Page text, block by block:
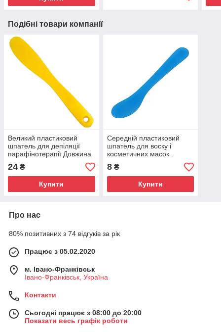
Подібні товари компанії
Великий пластиковий
шпатель для депіляції
парафінотерапії Довжина
21 см
24 ₴
Купити
Середній пластиковий
шпатель для воску і
косметичних масок .
Жорсткий пластик.15*2,5
см
8₴
Купити
Про нас
80% позитивних з 74 відгуків за рік
Працює з 05.02.2020
м. Івано-Франківськ
Івано-Франківськ, Україна
Контакти
Сьогодні працює з 08:00 до 20:00
Показати весь графік роботи